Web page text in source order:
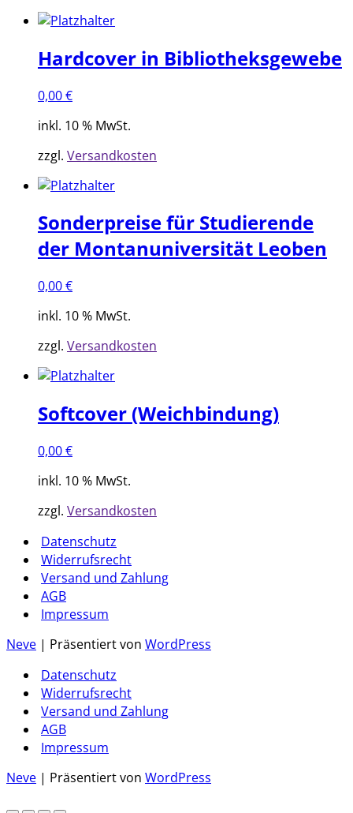
Hardcover in Bibliotheksgewebe
0,00€
inkl. 10 % MwSt.
zzgl. Versandkosten
Sonderpreise für Studierende
der Montanuniversität Leoben
0,00€
inkl. 10 % MwSt.
zzgl. Versandkosten
Softcover (Weichbindung)
0,00€
inkl. 10 % MwSt.
zzgl. Versandkosten
Datenschutz
Widerrufsrecht
Versand und Zahlung
AGB
Impressum
Neve | Präsentiert von WordPress
Datenschutz
Widerrufsrecht
Versand und Zahlung
AGB
Impressum
Neve | Präsentiert von WordPress